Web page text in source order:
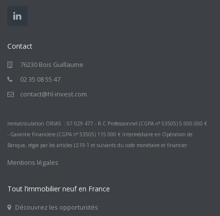
Contact
76230 Bois Guillaume
02 35 08 55 47
contact@hl-invest.com
Immatriculation ORIAS : 07 029 477 - R.C Professionnel (CGPA n° 53505) 5 000.000 €
- Garantie Financière (CGPA n° 53505) 115 000 € Intermédiaire en Opération de
Banque, régie par les articles L519-1 et suivants du code monétaire et financier
Mentions légales
Tout l’immobilier neuf en France
Découvrez les opportunités